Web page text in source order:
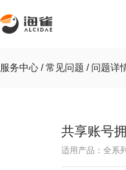
服务中心 /常见问题 / 问题详
共享账号
适用产品：全系列